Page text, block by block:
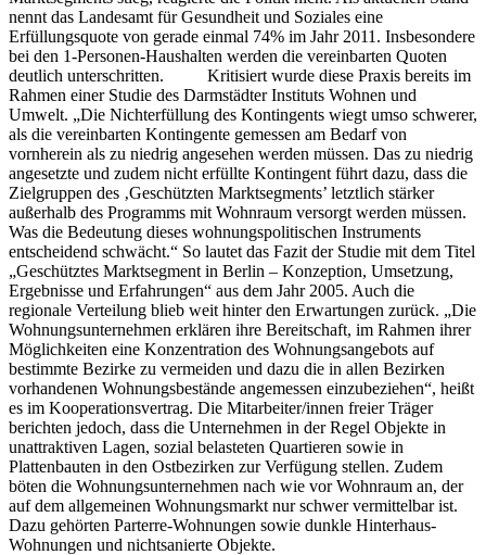
nennt das Landesamt für Gesundheit und Soziales eine
Erfüllungsquote von gerade einmal 74% im Jahr 2011. Insbesondere
bei den 1-Personen-Haushalten werden die vereinbarten Quoten
deutlich unterschritten. Kritisiert wurde diese Praxis bereits im
Rahmen einer Studie des Darmstädter Instituts Wohnen und
Umwelt. „Die Nichterfüllung des Kontingents wiegt umso schwerer,
als die vereinbarten Kontingente gemessen am Bedarf von
vornherein als zu niedrig angesehen werden müssen. Das zu niedrig
angesetzte und zudem nicht erfüllte Kontingent führt dazu, dass die
Zielgruppen des ‚Geschützten Marktsegments’ letztlich stärker
außerhalb des Programms mit Wohnraum versorgt werden müssen.
Was die Bedeutung dieses wohnungspolitischen Instruments
entscheidend schwächt.“ So lautet das Fazit der Studie mit dem Titel
„Geschütztes Marktsegment in Berlin – Konzeption, Umsetzung,
Ergebnisse und Erfahrungen“ aus dem Jahr 2005. Auch die
regionale Verteilung blieb weit hinter den Erwartungen zurück. „Die
Wohnungsunternehmen erklären ihre Bereitschaft, im Rahmen ihrer
Möglichkeiten eine Konzentration des Wohnungsangebots auf
bestimmte Bezirke zu vermeiden und dazu die in allen Bezirken
vorhandenen Wohnungsbestände angemessen einzubeziehen“, heißt
es im Kooperationsvertrag. Die Mitarbeiter/innen freier Träger
berichten jedoch, dass die Unternehmen in der Regel Objekte in
unattraktiven Lagen, sozial belasteten Quartieren sowie in
Plattenbauten in den Ostbezirken zur Verfügung stellen. Zudem
böten die Wohnungsunternehmen nach wie vor Wohnraum an, der
auf dem allgemeinen Wohnungsmarkt nur schwer vermittelbar ist.
Dazu gehörten Parterre-Wohnungen sowie dunkle Hinterhaus-
Wohnungen und nichtsanierte Objekte.